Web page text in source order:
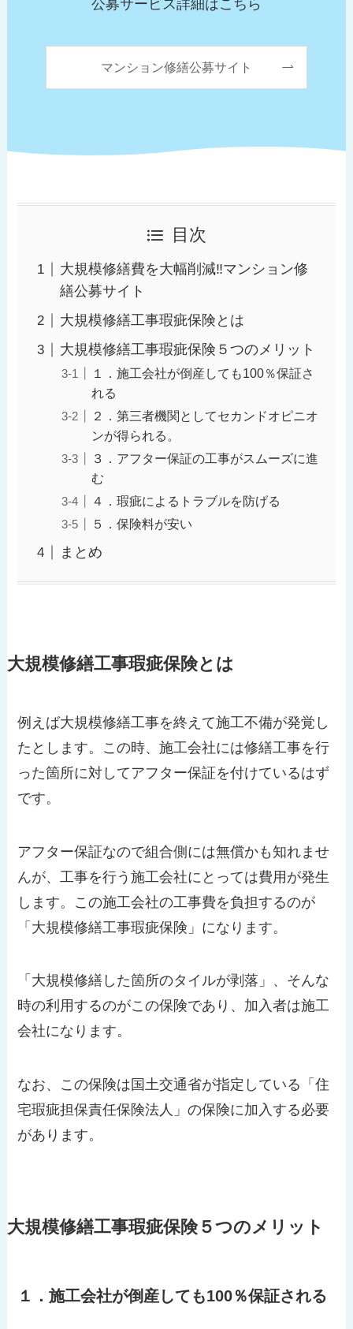
公募サービス詳細はこちら
マンション修繕公募サイト
目次
大規模修繕費を大幅削減‼︎マンション修
繕公募サイト
大規模修繕工事瑕疵保険とは
大規模修繕工事瑕疵保険５つのメリット
１．施工会社が倒産しても100％保証さ
れる
２．第三者機関としてセカンドオピニオ
ンが得られる。
３．アフター保証の工事がスムーズに進
む
４．瑕疵によるトラブルを防げる
５．保険料が安い
まとめ
大規模修繕工事瑕疵保険とは
例えば大規模修繕工事を終えて施工不備が発覚し
たとします。この時、施工会社には修繕工事を行
った箇所に対してアフター保証を付けているはず
です。
アフター保証なので組合側には無償かも知れませ
んが、工事を行う施工会社にとっては費用が発生
します。この施工会社の工事費を負担するのが
「大規模修繕工事瑕疵保険」になります。
「大規模修繕した箇所のタイルが剥落」、そんな
時の利用するのがこの保険であり、加入者は施工
会社になります。
なお、この保険は国土交通省が指定している「住
宅瑕疵担保責任保険法人」の保険に加入する必要
があります。
大規模修繕工事瑕疵保険５つのメリット
１．施工会社が倒産しても100％保証される